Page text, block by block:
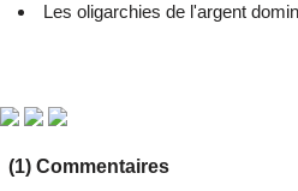
Les oligarchies de l'argent
(1) Commentaires